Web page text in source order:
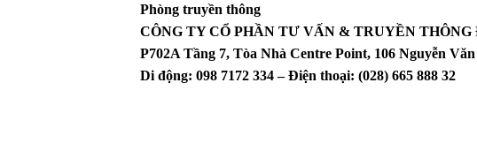
Phòng truyền thông
CÔNG TY CỔ PHẦN TƯ VẤN & TRUYỀN
P702A Tầng 7, Tòa Nhà Centre Point, 106 Nguyễn
Di động: 098 7172 334 – Điện thoại: (028) 665 888 32